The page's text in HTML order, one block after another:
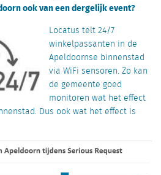
ook van een dergelijk event?
Locatus telt 24/7
winkelpassanten in de
Apeldoornse binnenstad
via WiFi sensoren. Zo kan
de gemeente goed
monitoren wat het effect
Dus ook wat het effect is